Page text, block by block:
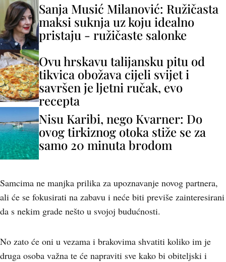
Sanja Musić Milanović: Ružičasta
maksi suknja uz koju idealno
pristaju - ružičaste salonke
Ovu hrskavu talijansku pitu od
tikvica obožava cijeli svijet i
savršen je ljetni ručak, evo
recepta
Nisu Karibi, nego Kvarner: Do
ovog tirkiznog otoka stiže se za
samo 20 minuta brodom
Samcima ne manjka prilika za upoznavanje novog partnera,
ali će se fokusirati na zabavu i neće biti previše zainteresirani
da s nekim grade nešto u svojoj budućnosti.
No zato će oni u vezama i brakovima shvatiti koliko im je
druga osoba važna te će napraviti sve kako bi obiteljski i